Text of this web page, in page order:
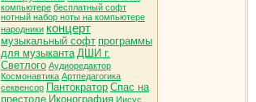
компьютере бесплатный софт
нотный набор ноты на компьютере
народники концерт
музыкальный софт программы
для музыканта ДШИ г.
Светлого Аудиоредактор
Космонавтика Артпедагогика
секвенсор Пантократор Спас на
престоле Иконография Иисус